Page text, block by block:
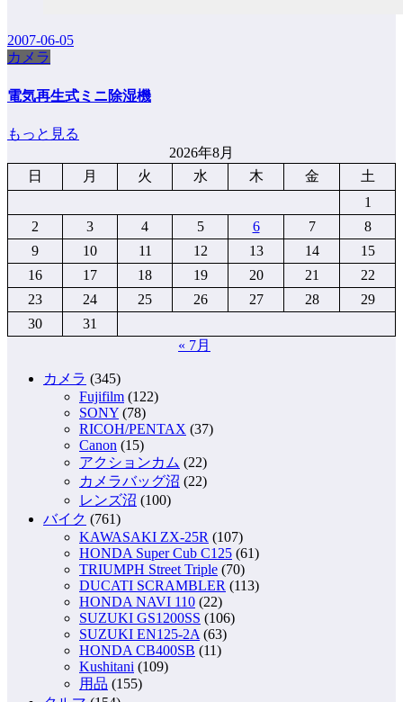
2007-06-05
カメラ
電気再生式ミニ除湿機
もっと見る
2026年8月
日
月 火 水 木 金
土
1
2
3 4 5 6 7
8
9
10 11 12 13 14
15
16
17 18 19 20 21
22
23
24 25 26 27 28
29
30
31
« 7月
カメラ (345)
Fujifilm (122)
SONY (78)
RICOH/PENTAX (37)
Canon (15)
アクションカム (22)
カメラバッグ沼 (22)
レンズ沼 (100)
バイク (761)
KAWASAKI ZX-25R (107)
HONDA Super Cub C125 (61)
TRIUMPH Street Triple (70)
DUCATI SCRAMBLER (113)
HONDA NAVI 110 (22)
SUZUKI GS1200SS (106)
SUZUKI EN125-2A (63)
HONDA CB400SB (11)
Kushitani (109)
用品 (155)